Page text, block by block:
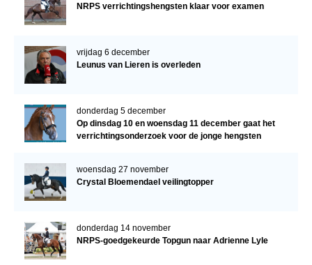
NRPS verrichtingshengsten klaar voor examen
vrijdag 6 december
Leunus van Lieren is overleden
donderdag 5 december
Op dinsdag 10 en woensdag 11 december gaat het
verrichtingsonderzoek voor de jonge hengsten
woensdag 27 november
Crystal Bloemendael veilingtopper
donderdag 14 november
NRPS-goedgekeurde Topgun naar Adrienne Lyle